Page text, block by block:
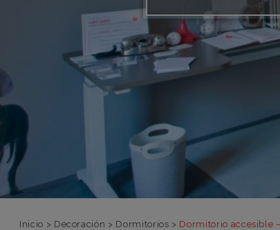
Inicio > Decoración > Dormitorios > Dormitorio accesible